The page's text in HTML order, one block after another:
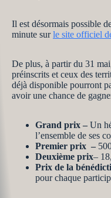
Il est désormais possible
minute surle site officiel
De plus, à partir du 31
préinscrits et ceux des
déjà disponible pourront
avoir une chance de
Grand prix – Un
l’ensemble de ses
Premier prix –
Deuxième prix–
Prix de la
pour chaque